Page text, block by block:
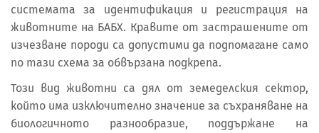
системата за идентификация и регистрация на
животните на БАБХ. Кравите от застрашените от
изчезване породи са допустими да подпомагане само
по тази схема за обвързана подкрепа.
Този вид животни са дял от земеделския сектор,
който има изключително значение за съхраняване на
биологичното разнообразие, поддържане на